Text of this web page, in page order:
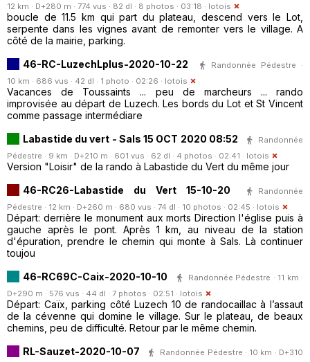
12 km · D+280 m · 774 vus · 82 dl · 8 photos · 03:18 · lotois
boucle de 11.5 km qui part du plateau, descend vers le Lot,
serpente dans les vignes avant de remonter vers le village. A
côté de la mairie, parking.
46-RC-LuzechLplus-2020-10-22
Randonnée Pédestre ·
10 km · 686 vus · 42 dl · 1 photo · 02:26 · lotois
Vacances de Toussaints ... peu de marcheurs ... rando
improvisée au départ de Luzech. Les bords du Lot et St Vincent
comme passage intermédiare
Labastide du vert - Sals 15 OCT 2020 08:52
Randonnée
Pédestre · 9 km · D+210 m · 601 vus · 62 dl · 4 photos · 02:41 · lotois
Version "Loisir" de la rando à Labastide du Vert du même jour
46-RC26-Labastide du Vert 15-10-20
Randonnée
Pédestre · 12 km · D+260 m · 680 vus · 74 dl · 10 photos · 02:45 · lotois
Départ: derrière le monument aux morts Direction l'église puis à
gauche après le pont. Après 1 km, au niveau de la station
d'épuration, prendre le chemin qui monte à Sals. Là continuer
toujou
46-RC69C-Caix-2020-10-10
Randonnée Pédestre · 11 km ·
D+290 m · 576 vus · 44 dl · 7 photos · 02:51 · lotois
Départ: Caïx, parking côté Luzech 10 de randocaillac à l’assaut
de la cévenne qui domine le village. Sur le plateau, de beaux
chemins, peu de difficulté. Retour par le même chemin.
RL-Sauzet-2020-10-07
Randonnée Pédestre · 10 km · D+310